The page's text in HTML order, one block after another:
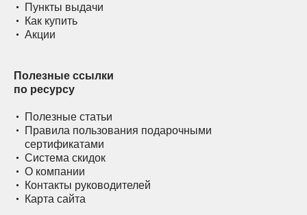
Пункты выдачи
Как купить
Акции
Полезные ссылки
по ресурсу
Полезные статьи
Правила пользования подарочными
сертификатами
Система скидок
О компании
Контакты руководителей
Карта сайта